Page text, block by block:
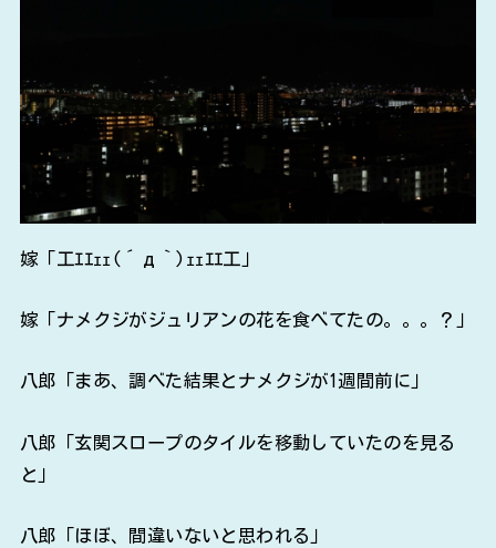
嫁「工ｴｴｪｪ(´д｀)ｪｪｴｴ工」
嫁「ナメクジがジュリアンの花を食べてたの。。。？」
八郎「まあ、調べた結果とナメクジが1週間前に」
八郎「玄関スロープのタイルを移動していたのを見る
と」
八郎「ほぼ、間違いないと思われる」